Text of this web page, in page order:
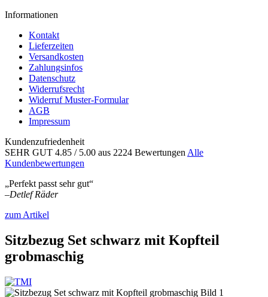
Informationen
Kontakt
Lieferzeiten
Versandkosten
Zahlungsinfos
Datenschutz
Widerrufsrecht
Widerruf Muster-Formular
AGB
Impressum
Kundenzufriedenheit
SEHR GUT 4.85 / 5.00 aus 2224 Bewertungen Alle
Kundenbewertungen
„Perfekt passt sehr gut“
–Detlef Räder
zum Artikel
Sitzbezug Set schwarz mit Kopfteil
grobmaschig